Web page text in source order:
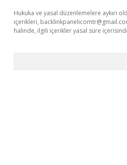
Hukuka ve yasal düzenlemelere aykırı
içerikleri,
halinde, ilgili içerikler yasal süre